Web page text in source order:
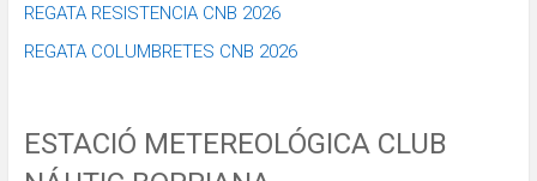
REGATA RESISTENCIA CNB 2026
REGATA COLUMBRETES CNB 2026
ESTACIÓ METEREOLÓGICA CLUB